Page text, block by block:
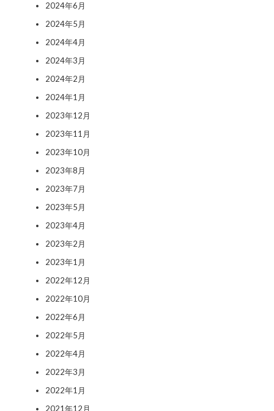
2024年6月
2024年5月
2024年4月
2024年3月
2024年2月
2024年1月
2023年12月
2023年11月
2023年10月
2023年8月
2023年7月
2023年5月
2023年4月
2023年2月
2023年1月
2022年12月
2022年10月
2022年6月
2022年5月
2022年4月
2022年3月
2022年1月
2021年12月